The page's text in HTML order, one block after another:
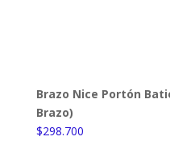
Brazo Nice Portón
Brazo)
$298.700